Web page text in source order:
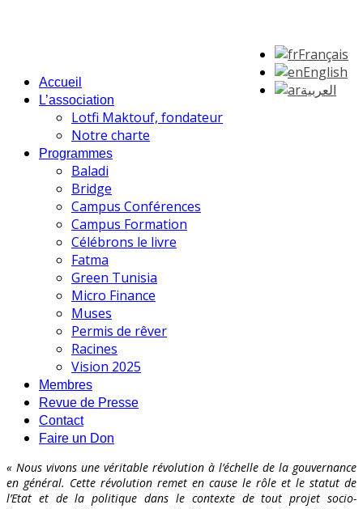
Français
English
العربية
Accueil
L’association
Lotfi Maktouf, fondateur
Notre charte
Programmes
Baladi
Bridge
Campus Conférences
Campus Formation
Célébrons le livre
Fatma
Green Tunisia
Micro Finance
Muses
Permis de rêver
Racines
Vision 2025
Membres
Revue de Presse
Contact
Faire un Don
« Nous vivons une véritable révolution à l’échelle de la gouvernance
en général. Cette révolution remet en cause le rôle et le statut de
l’Etat et de la politique dans le contexte de tout projet socio-